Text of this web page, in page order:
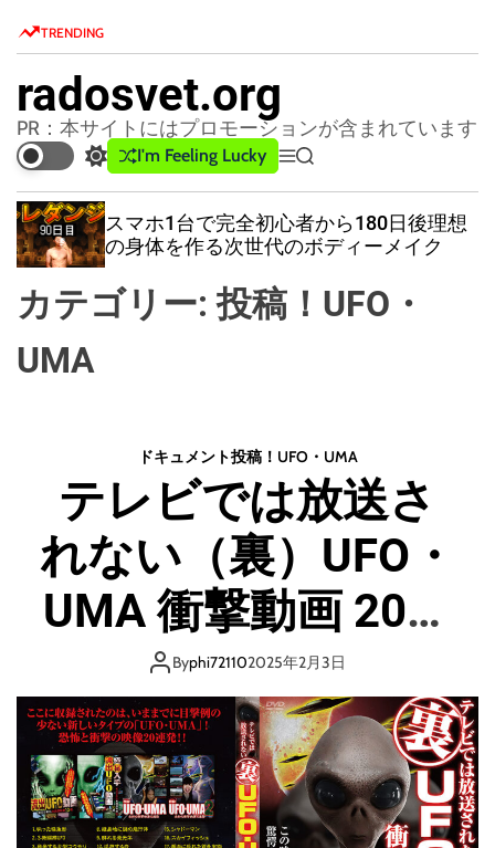
TRENDING
radosvet.org
PR：本サイトにはプロモーションが含まれています
S
w
i
t
c
c
o
o
I'm Feeling Lucky
M
e
u
S
e
a
r
c
スマホ1台で完全初心者から180日後理想
の身体を作る次世代のボディーメイク
カテゴリー:投稿！UFO・
UMA
ドキュメント投稿！UFO・UMA
テレビでは放送さ
れない（裏）UFO・
UMA 衝撃動画 20連
発
Byphi721102025年2月3日